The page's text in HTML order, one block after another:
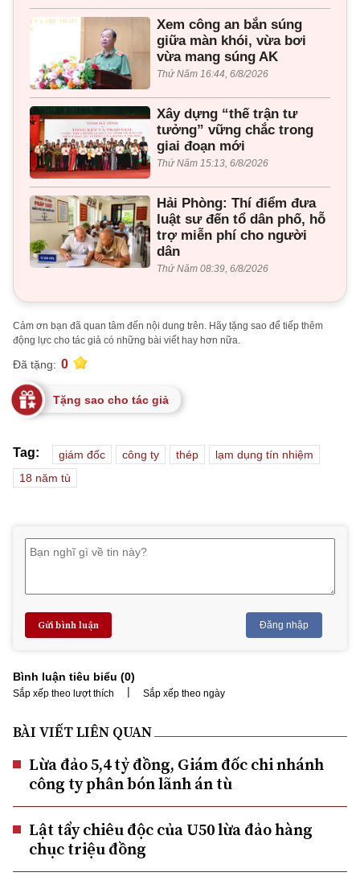
Xem công an bắn súng
giữa màn khói, vừa bơi
vừa mang súng AK
Thứ Năm 16:44, 6/8/2026
Xây dựng “thế trận tư
tưởng” vững chắc trong
giai đoạn mới
Thứ Năm 15:13, 6/8/2026
Hải Phòng: Thí điểm đưa
luật sư đến tổ dân phố, hỗ
trợ miễn phí cho người
dân
Thứ Năm 08:39, 6/8/2026
Cảm ơn bạn đã quan tâm đến nội dung trên. Hãy tặng sao để tiếp thêm
động lực cho tác giả có những bài viết hay hơn nữa.
Đã tặng: 0
Tặng sao cho tác giả
Tag: giám đốc công ty thép
lạm dụng tín nhiệm
18 năm tù
Gửi bình luận Đăng nhập
Bình luận tiêu biểu (0)
Sắp xếp theo lượt thích | Sắp xếp theo ngày
BÀI VIẾT LIÊN QUAN
Lừa đảo 5,4 tỷ đồng, Giám đốc chi nhánh
công ty phân bón lãnh án tù
Lật tẩy chiêu độc của U50 lừa đảo hàng
chục triệu đồng